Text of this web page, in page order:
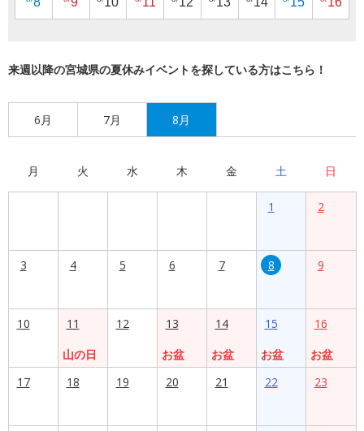
来週以降の宮城県の夏休みイベントを探している方はこちら！
6月 7月 8月
月 火 水 木 金 土 日
1 2
3 4 5 6 7 8 9
10
11
山の日
12
13
お盆
14
お盆
15
お盆
16
お盆
17
18 19 20 21 22 23